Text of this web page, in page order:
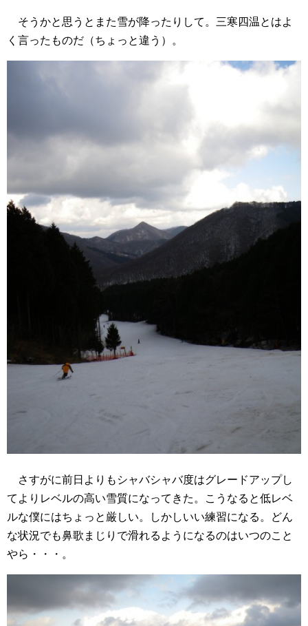
そうかと思うとまた雪が降ったりして。三寒四温とはよ
く言ったものだ（ちょっと違う）。
さすがに前日よりもシャバシャバ度はグレードアップし
てよりレベルの高い雪質になってきた。こうなると低レベ
ルな僕にはちょっと厳しい。しかしいい練習になる。どん
な状況でも鼻歌まじりで滑れるようになるのはいつのこと
やら・・・。